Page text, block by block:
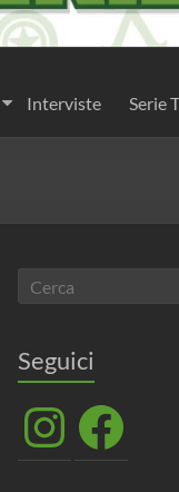
Interviste Serie
Seguici
InstagramFacebook